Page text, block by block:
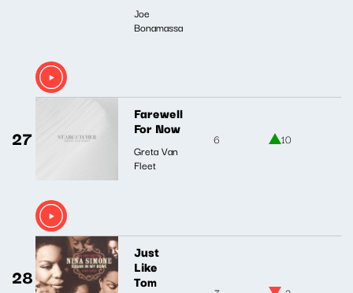
Joe
Bonamassa
27
Farewell
For Now
Greta Van
Fleet
6 10
28
Just
Like
Tom